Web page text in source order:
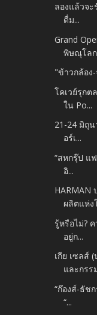
ลองแล้วจะ
ดื่ม...
Grand
พิษณุโลก
"ข้าวกล้อง
โคเวย์รุก
ใน Po...
21-24 มิถุน
อร์เ...
“สหกรุ๊ป แ
อิ...
HARMAN
ผลิตแห่ง
รู้หรือไม่?
อยู่ก...
เกีย เซลส์
และกรร
“ก๊องส์-ธัช
“...